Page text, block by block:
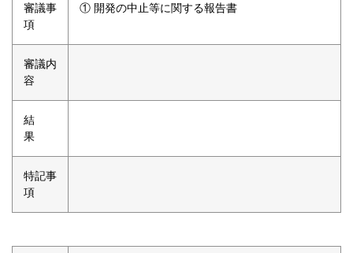
審議事
項
① 開発の中止等に関する報告書
審議内
容
結
果
特記事
項